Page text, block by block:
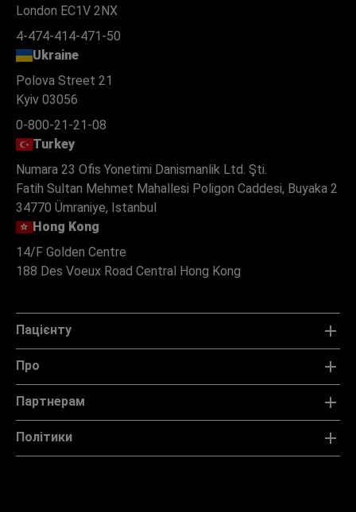
London EC1V 2NX
4-474-414-471-50
Ukraine
Polova Street 21
Kyiv 03056
0-800-21-21-08
Turkey
Numara 23 Ofis Yonetimi Danismanlik Ltd. Şti.
Fatih Sultan Mehmet Mahallesi Poligon Caddesi, Buyaka 2
34770 Ümraniye, Istanbul
Hong Kong
14/F Golden Centre
188 Des Voeux Road Central Hong Kong
Пацієнту
Про
Партнерам
Політики